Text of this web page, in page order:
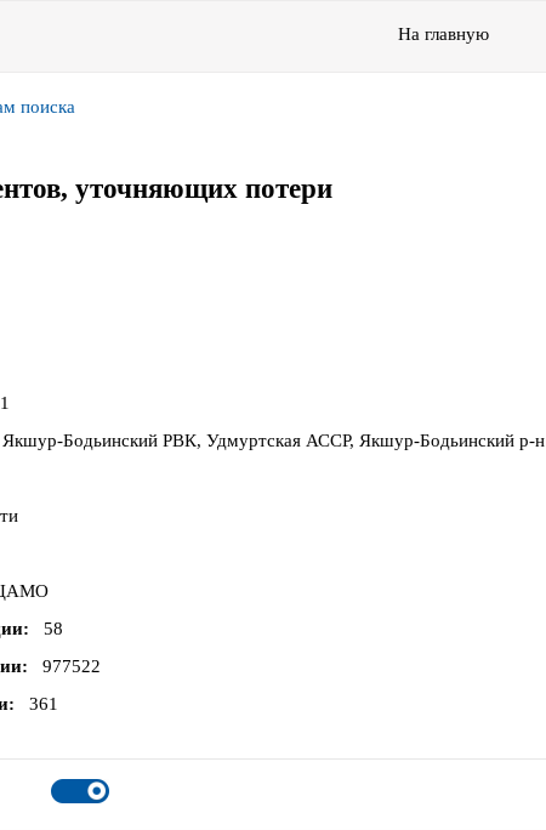
На главную
поиска
уточняющих потери
Бодьинский РВК, Удмуртская АССР, Якшур-Бодьинский р-н
58
977522
361